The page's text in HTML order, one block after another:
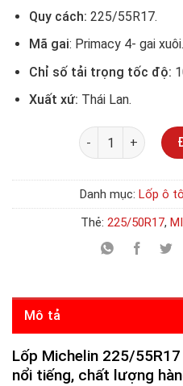
Quy cách: 225/55R17.
Mã gai: Primacy 4- gai xuôi.
Chỉ số tải trọng tốc độ:
Xuất xứ: Thái Lan.
Số lượng
Danh mục: Lốp ô tô
Thẻ: 225/50R17,
Mô tả
Lốp Michelin 225/
nổi tiếng, chất lượng